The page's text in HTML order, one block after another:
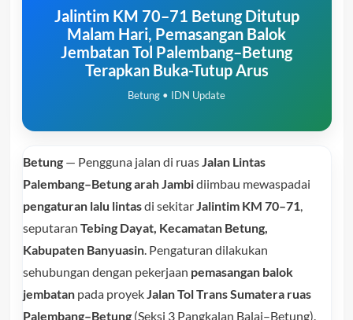
Jalintim KM 70–71 Betung Ditutup
Malam Hari, Pemasangan Balok
Jembatan Tol Palembang–Betung
Terapkan Buka-Tutup Arus
Betung • IDN Update
Betung— Pengguna jalan di ruasJalan Lintas
Palembang–Betung arah Jambidiimbau mewaspadai
pengaturan lalu lintasdi sekitarJalintim KM 70–71,
seputaran Tebing Dayat, Kecamatan Betung,
Kabupaten Banyuasin. Pengaturan dilakukan
sehubungan dengan pekerjaan pemasangan balok
jembatanpada proyekJalan Tol Trans Sumatera ruas
Palembang–Betung(Seksi 3 Pangkalan Balai–Betung).